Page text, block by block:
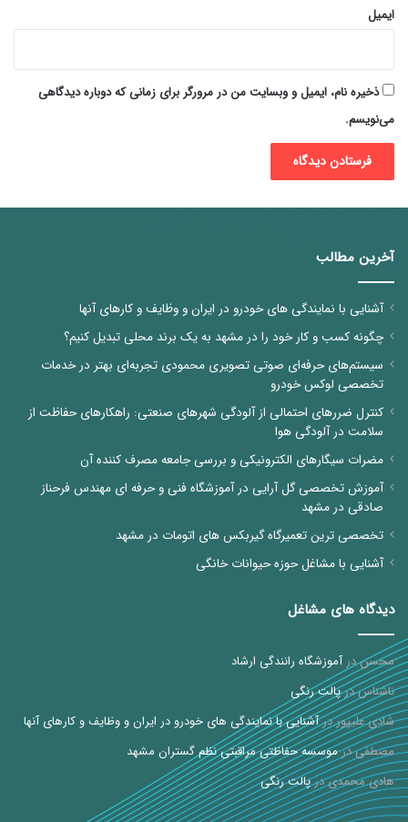
ایمیل
ذخیره نام، ایمیل و وبسایت من در مرورگر برای زمانی که دوباره دیدگاهی
می‌نویسم.
آخرین مطالب
آشنایی با نمایندگی های خودرو در ایران و وظایف و کارهای آنها
چگونه کسب و کار خود را در مشهد به یک برند محلی تبدیل کنیم؟
سیستم‌های حرفه‌ای صوتی تصویری محمودی تجربه‌ای بهتر در خدمات
تخصصی لوکس خودرو
کنترل ضررهای احتمالی از آلودگی شهرهای صنعتی: راهکارهای حفاظت از
سلامت در آلودگی هوا
مضرات سیگارهای الکترونیکی و بررسی جامعه مصرف کننده آن
آموزش تخصصی گل آرایی در آموزشگاه فنی و حرفه ای مهندس فرحناز
صادقی در مشهد
تخصصی ترین تعمیرگاه گیربکس های اتومات در مشهد
آشنایی با مشاغل حوزه حیوانات خانگی
دیدگاه های مشاغل
محسندرآموزشگاه رانندگی ارشاد
ناشناسدرپالت رنگی
شادی علیپوردرآشنایی با نمایندگی های خودرو در ایران و وظایف و کارهای آنها
مصطفیدرموسسه حفاظتی مراقبتی نظم گستران مشهد
هادی محمدیدرپالت رنگی